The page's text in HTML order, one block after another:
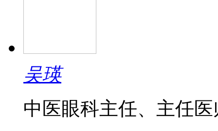
吴瑛
中医眼科主任、主任医